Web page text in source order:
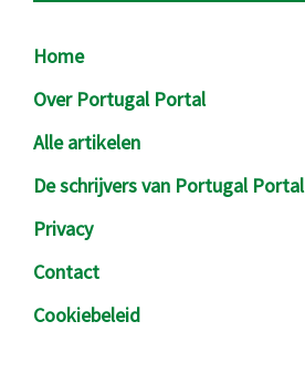
Footer
Home
Over Portugal Portal
Alle artikelen
De schrijvers van Portugal Portal
Privacy
Contact
Cookiebeleid